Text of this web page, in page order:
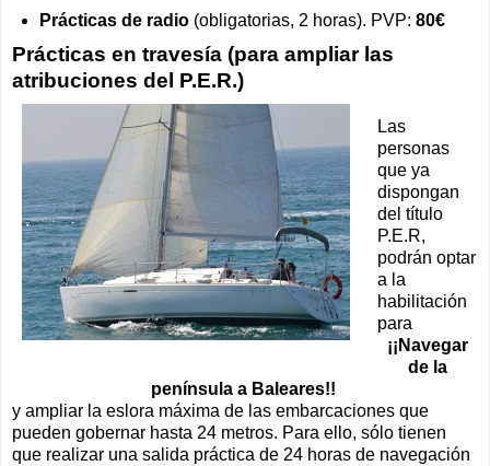
Prácticas de radio (obligatorias, 2 horas). PVP: 80€
Prácticas en travesía (para ampliar las
atribuciones del P.E.R.)
Las
personas
que ya
dispongan
del título
P.E.R,
podrán optar
a la
habilitación
para
¡¡Navegar
de la
península a Baleares!!
y ampliar la eslora máxima de las embarcaciones que
pueden gobernar hasta 24 metros. Para ello, sólo tienen
que realizar una salida práctica de 24 horas de navegación